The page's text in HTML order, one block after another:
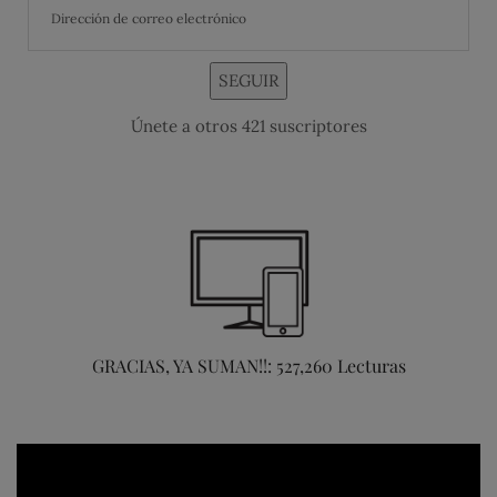
SEGUIR
Únete a otros 421 suscriptores
GRACIAS, YA SUMAN!!: 527,260 Lecturas